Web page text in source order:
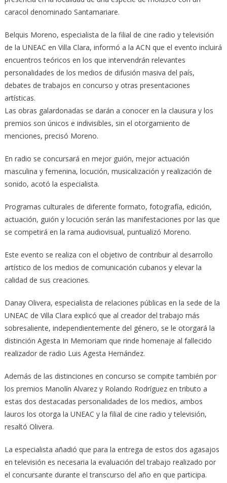
caracol denominado Santamariare.
Belquis Moreno, especialista de la filial de cine radio y televisión
de la UNEAC en Villa Clara, informó a la ACN que el evento incluirá
encuentros teóricos en los que intervendrán relevantes
personalidades de los medios de difusión masiva del país,
debates de trabajos en concurso y otras presentaciones
artísticas.
Las obras galardonadas se darán a conocer en la clausura y los
premios son únicos e indivisibles, sin el otorgamiento de
menciones, precisó Moreno.
En radio se concursará en mejor guión, mejor actuación
masculina y femenina, locución, musicalización y realización de
sonido, acotó la especialista.
Programas culturales de diferente formato, fotografía, edición,
actuación, guión y locución serán las manifestaciones por las que
se competirá en la rama audiovisual, puntualizó Moreno.
Este evento se realiza con el objetivo de contribuir al desarrollo
artístico de los medios de comunicación cubanos y elevar la
calidad de sus creaciones.
Danay Olivera, especialista de relaciones públicas en la sede de la
UNEAC de Villa Clara explicó que al creador del trabajo más
sobresaliente, independientemente del género, se le otorgará la
distinción Agesta In Memoriam que rinde homenaje al fallecido
realizador de radio Luis Agesta Hernández.
Además de las distinciones en concurso se compite también por
los premios Manolín Alvarez y Rolando Rodríguez en tributo a
estas dos destacadas personalidades de los medios, ambos
lauros los otorga la UNEAC y la filial de cine radio y televisión,
resaltó Olivera.
La especialista añadió que para la entrega de estos dos agasajos
en televisión es necesaria la evaluación del trabajo realizado por
el concursante durante el transcurso del año en que participa.